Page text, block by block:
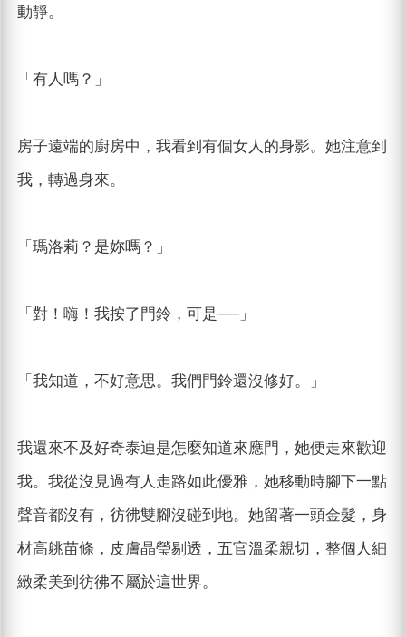
動靜。
「有人嗎？」
房子遠端的廚房中，我看到有個女人的身影。她注意到
我，轉過身來。
「瑪洛莉？是妳嗎？」
「對！嗨！我按了門鈴，可是──」
「我知道，不好意思。我們門鈴還沒修好。」
我還來不及好奇泰迪是怎麼知道來應門，她便走來歡迎
我。我從沒見過有人走路如此優雅，她移動時腳下一點
聲音都沒有，彷彿雙腳沒碰到地。她留著一頭金髮，身
材高䠷苗條，皮膚晶瑩剔透，五官溫柔親切，整個人細
緻柔美到彷彿不屬於這世界。